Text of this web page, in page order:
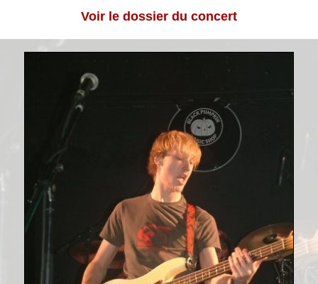
Voir le dossier du concert